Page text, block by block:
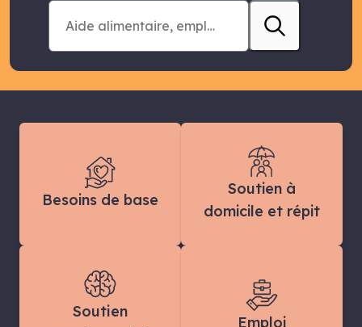
Besoins de base
Soutien à
domicile et répit
Soutien
Emploi